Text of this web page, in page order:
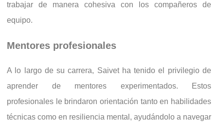
trabajar de manera cohesiva con los compañeros de
equipo.
Mentores profesionales
A lo largo de su carrera, Saivet ha tenido el privilegio de
aprender de mentores experimentados. Estos
profesionales le brindaron orientación tanto en habilidades
técnicas como en resiliencia mental, ayudándolo a navegar